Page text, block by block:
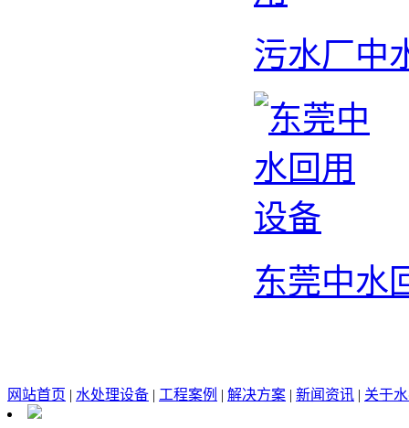
污水厂中
东莞中水
网站首页 | 水处理设备 | 工程案例 | 解决方案 | 新闻资讯 | 关于